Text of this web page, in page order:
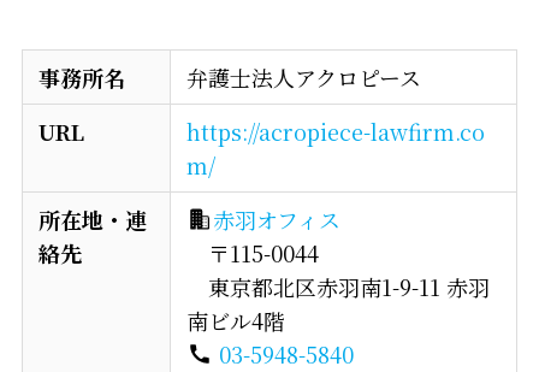
事務所名
弁護士法人アクロピース
URL
https://acropiece-lawfirm.co
m/
所在地・連
絡先
赤羽オフィス
〒115-0044
東京都北区赤羽南1-9-11 赤羽
南ビル4階
03-5948-5840